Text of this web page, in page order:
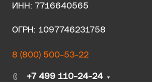
ИНН: 7716640565
ОГРН: 1097746231758
8 (800) 500-53-22
+7 499 110-24-24